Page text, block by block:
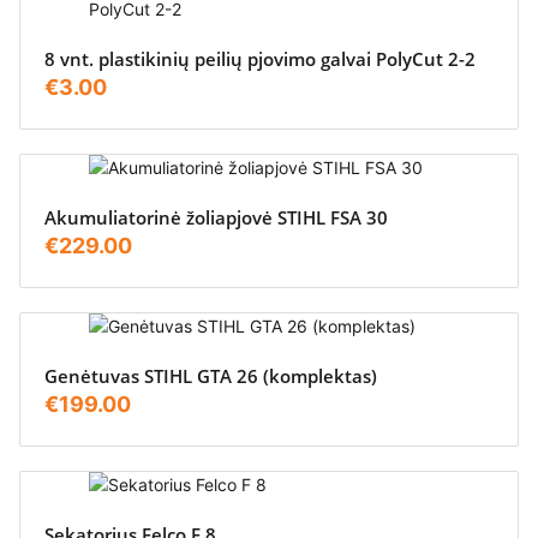
8 vnt. plastikinių peilių pjovimo galvai PolyCut 2-2
€3.00
Akumuliatorinė žoliapjovė STIHL FSA 30
€229.00
Genėtuvas STIHL GTA 26 (komplektas)
€199.00